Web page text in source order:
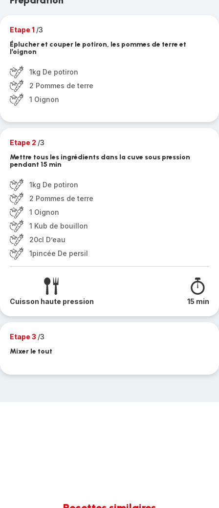
Etape 1 /3
Éplucher et couper le potiron, les pommes de terre et
l’oignon
1kg De potiron
2 Pommes de terre
1 Oignon
Etape 2 /3
Mettre tous les ingrédients dans la cuve sous pression
pendant 15 min
1kg De potiron
2 Pommes de terre
1 Oignon
1 Kub de bouillon
20cl D’eau
1pincée De persil
Cuisson haute pression 15 min
Etape 3 /3
Mixer le tout